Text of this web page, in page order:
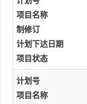
项目名称
制修订
计划下达日期
项目状态
计划号
项目名称